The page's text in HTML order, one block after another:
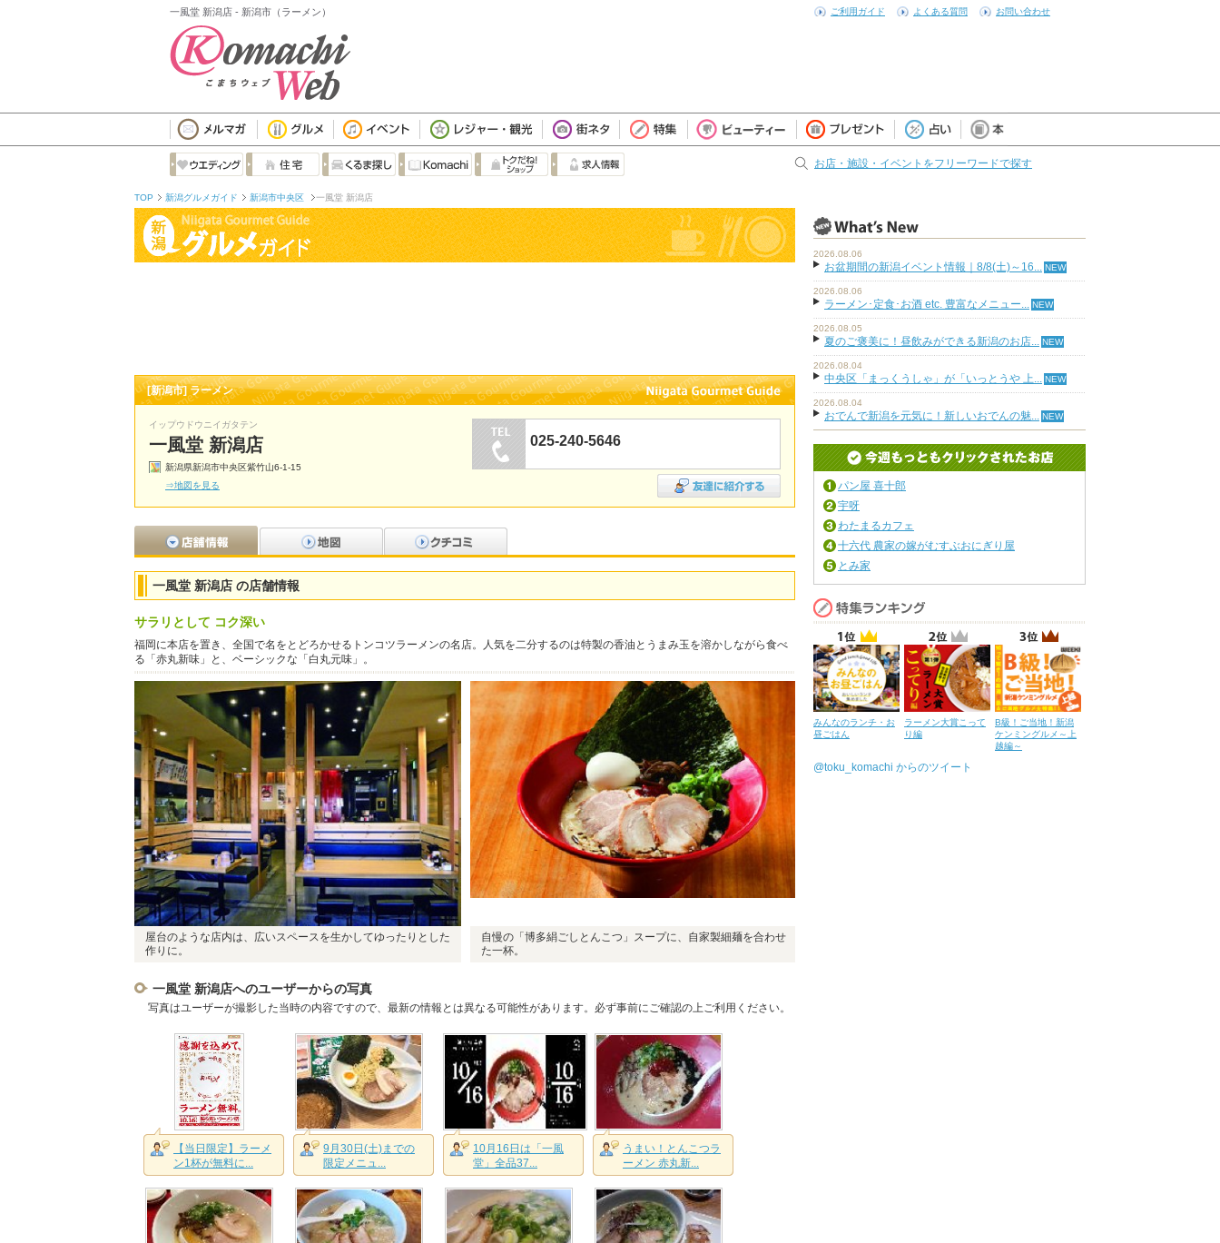
一風堂 新潟店 - 新潟市（ラーメン） ご利用ガイド よくある質問 お問い合わせ
お店・施設・イベントをフリーワードで探す
TOP 新潟グルメガイド 新潟市中央区 一風堂 新潟店
[新潟市] ラーメン
イップウドウニイガタテン
一風堂 新潟店
新潟県新潟市中央区紫竹山6-1-15
⇒地図を見る
025-240-5646
一風堂 新潟店 の店舗情報
サラリとして コク深い
福岡に本店を置き、全国で名をとどろかせるトンコツラーメンの名店。人気を二分するのは特製の香油とうまみ玉を溶かしながら食べ
る「赤丸新味」と、ベーシックな「白丸元味」。
屋台のような店内は、広いスペースを生かしてゆったりとした
作りに。
自慢の「博多絹ごしとんこつ」スープに、自家製細麺を合わせ
た一杯。
一風堂 新潟店へのユーザーからの写真
写真はユーザーが撮影した当時の内容ですので、最新の情報とは異なる可能性があります。必ず事前にご確認の上ご利用ください。
【当日限定】ラーメ
ン1杯が無料に...
9月30日(土)までの
限定メニュ...
10月16日は「一風
堂」全品37...
うまい！とんこつラ
ーメン 赤丸新...
2026.08.06
お盆期間の新潟イベント情報｜8/8(土)～16...
2026.08.06
ラーメン･定食･お酒 etc. 豊富なメニュー...
2026.08.05
夏のご褒美に！昼飲みができる新潟のお店...
2026.08.04
中央区「まっくうしゃ」が「いっとうや 上...
2026.08.04
おでんで新潟を元気に！新しいおでんの魅...
パン屋 喜十郎
宇呀
わたまるカフェ
十六代 農家の嫁がむすぶおにぎり屋
とみ家
みんなのランチ・お
昼ごはん
ラーメン大賞こって
り編
B級！ご当地！新潟
ケンミングルメ～上
越編～
@toku_komachi からのツイート